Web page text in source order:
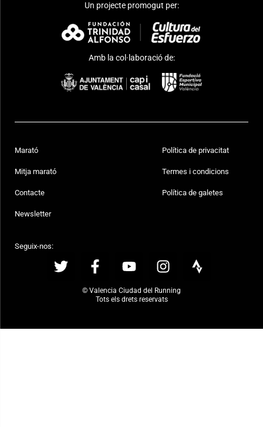
Un projecte promogut per:
Amb la col·laboració de:
Marató
Mitja marató
Contacte
Newsletter
Política de privacitat
Termes i condicions
Política de galetes
Seguix-nos:
© Valencia Ciudad del Running
Tots els drets reservats